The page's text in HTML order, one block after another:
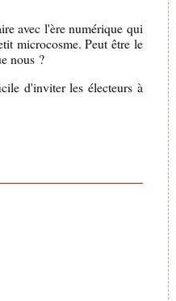
avec l'ère numérique qui
microcosme. Peut être le
nous ?
d'inviter les électeurs à